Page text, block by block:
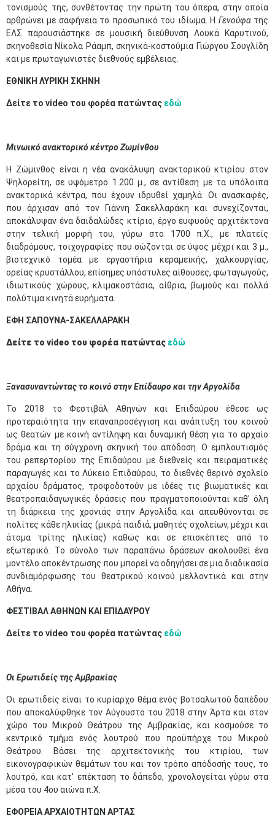
τονισμούς της, συνθέτοντας την πρώτη του όπερα, στην οποία
αρθρώνει με σαφήνεια το προσωπικό του ιδίωμα. Η Γενούφατης
ΕΛΣ παρουσιάστηκε σε μουσική διεύθυνση Λουκά Καρυτινού,
σκηνοθεσία Νίκολα Ράαμπ, σκηνικά-κοστούμια Γιώργου Σουγλίδη
και με πρωταγωνιστές διεθνούς εμβέλειας.
ΕΘΝΙΚΗ ΛΥΡΙΚΗ ΣΚΗΝΗ
Δείτε το video του φορέα πατώντας εδώ
Μινωικό ανακτορικό κέντρο Ζωμίνθου
Η Ζώμινθος είναι η νέα ανακάλυψη ανακτορικού κτιρίου στον
Ψηλορείτη, σε υψόμετρο 1.200 μ., σε αντίθεση με τα υπόλοιπα
ανακτορικά κέντρα, που έχουν ιδρυθεί χαμηλά. Οι ανασκαφές,
που άρχισαν από τον Γιάννη Σακελλαράκη και συνεχίζονται,
αποκάλυψαν ένα δαιδαλώδες κτίριο, έργο ευφυούς αρχιτέκτονα
στην τελική μορφή του, γύρω στο 1700 π.Χ., με πλατείς
διαδρόμους, τοιχογραφίες που σώζονται σε ύψος μέχρι και 3 μ.,
βιοτεχνικό τομέα με εργαστήρια κεραμεικής, χαλκουργίας,
ορείας κρυστάλλου, επίσημες υπόστυλες αίθουσες, φωταγωγούς,
ιδιωτικούς χώρους, κλιμακοστάσια, αίθρια, βωμούς και πολλά
πολύτιμα κινητά ευρήματα.
ΕΦΗ ΣΑΠΟΥΝΑ-ΣΑΚΕΛΛΑΡΑΚΗ
Δείτε το video του φορέα πατώντας εδώ
Ξανασυναντώντας το κοινό στην Επίδαυρο και την Αργολίδα
Το 2018 το Φεστιβάλ Αθηνών και Επιδαύρου έθεσε ως
προτεραιότητα την επαναπροσέγγιση και ανάπτυξη του κοινού
ως θεατών με κοινή αντίληψη και δυναμική θέση για το αρχαίο
δράμα και τη σύγχρονη σκηνική του απόδοση. Ο εμπλουτισμός
του ρεπερτορίου της Επιδαύρου με διεθνείς και πειραματικές
παραγωγές και το Λύκειο Επιδαύρου, το διεθνές θερινό σχολείο
αρχαίου δράματος, τροφοδοτούν με ιδέες τις βιωματικές και
θεατροπαιδαγωγικές δράσεις που πραγματοποιούνται καθ' όλη
τη διάρκεια της χρονιάς στην Αργολίδα και απευθύνονται σε
πολίτες κάθε ηλικίας (μικρά παιδιά, μαθητές σχολείων, μέχρι και
άτομα τρίτης ηλικίας) καθώς και σε επισκέπτες από το
εξωτερικό. Το σύνολο των παραπάνω δράσεων ακολουθεί ένα
μοντέλο αποκέντρωσης που μπορεί να οδηγήσει σε μια διαδικασία
συνδιαμόρφωσης του θεατρικού κοινού μελλοντικά και στην
Αθήνα.
ΦΕΣΤΙΒΑΛΑΘΗΝΩΝ ΚΑΙ ΕΠΙΔΑΥΡΟΥ
Δείτε το video του φορέα πατώντας εδώ
Οι Ερωτιδείς της Αμβρακίας
Οι ερωτιδείς είναι το κυρίαρχο θέμα ενός βοτσαλωτού δαπέδου
που αποκαλύφθηκε τον Αύγουστο του 2018 στην Άρτα και στον
χώρο του Μικρού Θεάτρου της Αμβρακίας, και κοσμούσε το
κεντρικό τμήμα ενός λουτρού που προϋπήρχε του Μικρού
Θεάτρου. Βάσει της αρχιτεκτονικής του κτιρίου, των
εικονογραφικών θεμάτων του και τον τρόπο απόδοσής τους, το
λουτρό, και κατ' επέκταση το δάπεδο, χρονολογείται γύρω στα
μέσα του 4ου αιώνα π.Χ.
ΕΦΟΡΕΙΑ ΑΡΧΑΙΟΤΗΤΩΝ ΑΡΤΑΣ